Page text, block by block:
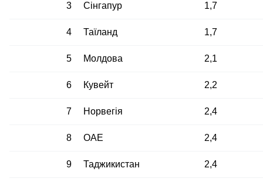
3 Сінгапур 1,7
4 Таїланд 1,7
5 Молдова 2,1
6 Кувейт 2,2
7 Норвегія 2,4
8 ОАЕ 2,4
9 Таджикистан 2,4